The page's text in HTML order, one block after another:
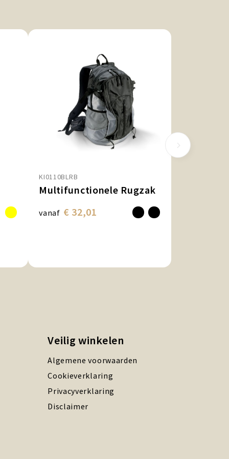
KI0110BLRB
Multifunctionele Rugzak
vanaf € 32,01
Veilig winkelen
Algemene voorwaarden
Cookieverklaring
Privacyverklaring
Disclaimer